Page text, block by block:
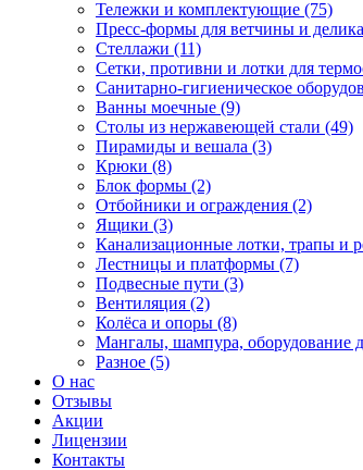
Тележки и комплектующие (75)
Пресс-формы для ветчины и
Стеллажи (11)
Сетки, противни и лотки для
Санитарно-гигиеническое
Ванны моечные (9)
Столы из нержавеющей стали (49)
Пирамиды и вешала (3)
Крюки (8)
Блок формы (2)
Отбойники и ограждения (2)
Ящики (3)
Канализационные лотки, трапы и
Лестницы и платформы (7)
Подвесные пути (3)
Вентиляция (2)
Колёса и опоры (8)
Мангалы, шампура, оборудование
Разное (5)
О нас
Отзывы
Акции
Лицензии
Контакты